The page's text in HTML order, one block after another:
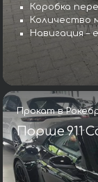
Коробка
Количество
Навигация –
Прокат в
Порше 911